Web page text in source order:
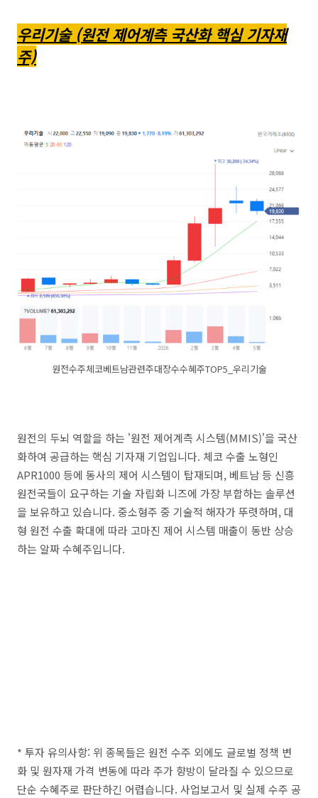
우리기술 (원전 제어계측 국산화 핵심 기자재
주)
원전수주체코베트남관련주대장수수혜주TOP5_우리기술
원전의 두뇌 역할을 하는 '원전 제어계측 시스템(MMIS)'을 국산
화하여 공급하는 핵심 기자재 기업입니다. 체코 수출 노형인
APR1000 등에 동사의 제어 시스템이 탑재되며, 베트남 등 신흥
원전국들이 요구하는 기술 자립화 니즈에 가장 부합하는 솔루션
을 보유하고 있습니다. 중소형주 중 기술적 해자가 뚜렷하며, 대
형 원전 수출 확대에 따라 고마진 제어 시스템 매출이 동반 상승
하는 알짜 수혜주입니다.
* 투자 유의사항: 위 종목들은 원전 수주 외에도 글로벌 정책 변
화 및 원자재 가격 변동에 따라 주가 향방이 달라질 수 있으므로
단순 수혜주로 판단하긴 어렵습니다. 사업보고서 및 실제 수주 공